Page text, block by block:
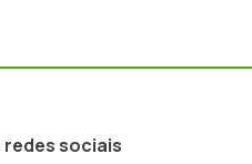
sociais